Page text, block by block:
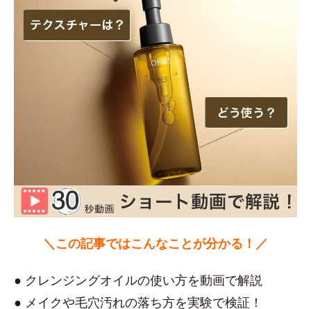
＼この記事ではこんなことが分かる！／
● クレンジングオイルの使い方を動画で解説
● メイクや毛穴汚れの落ち方を実験で検証！